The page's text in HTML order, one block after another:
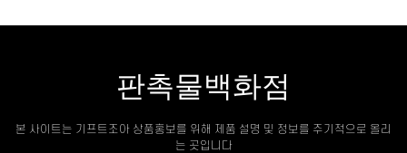
판촉물백화점
본 사이트는 기프트조아 상품홍보를 위해 제품 설명 및 정보를 주기적으로 올리
는 곳입니다